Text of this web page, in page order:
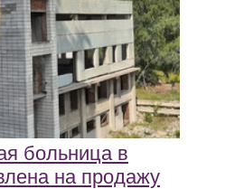
больница в
на продажу